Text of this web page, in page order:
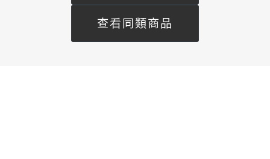
查看同類商品